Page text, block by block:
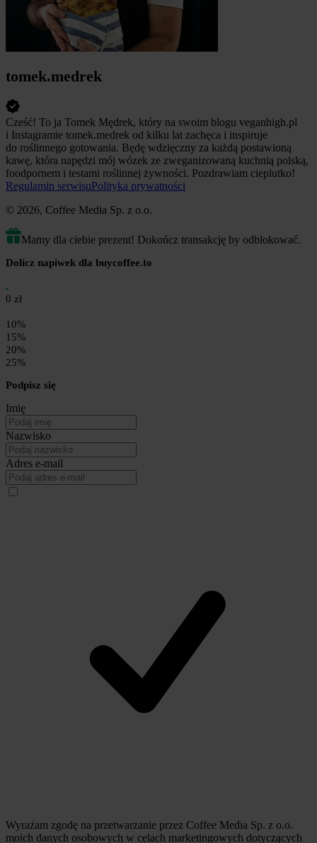
tomek.medrek
Cześć! To ja Tomek Mędrek, który na swoim blogu veganhigh.pl
i Instagramie tomek.medrek od kilku lat zachęca i inspiruje
do roślinnego gotowania. Będę wdzięczny za każdą postawioną
kawę, która napędzi mój wózek ze zweganizowaną kuchnią polską,
foodpornem i testami roślinnej żywności. Pozdrawiam cieplutko!
Regulamin serwisuPolityka prywatności
© 2026, Coffee Media Sp. z o.o.
Mamy dla ciebie prezent! Dokończ transakcję by odblokować.
Dolicz napiwek dla buycoffee.to
0 zł
10%
15%
20%
25%
Podpisz się
Imię
Nazwisko
Adres e-mail
Wyrażam zgodę na przetwarzanie przez Coffee Media Sp. z o.o.
moich danych osobowych w celach marketingowych dotyczących